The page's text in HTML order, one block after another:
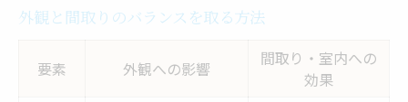
外観と間取りのバランスを取る方法
要素 外観への影響
間取り・室内への
効果